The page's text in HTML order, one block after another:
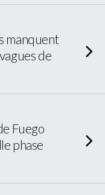
manquent
de
Fuego
phase